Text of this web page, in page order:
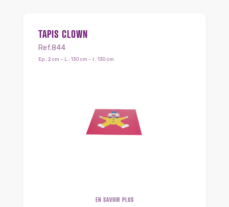
TAPIS CLOWN
Ref.844
Ep : 2 cm – L : 130 cm – l : 130 cm
EN SAVOIR PLUS